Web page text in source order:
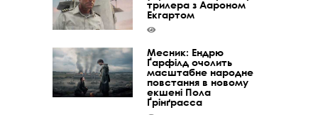
трилера з Аароном
Екгартом
Месник: Ендрю
Ґарфілд очолить
масштабне народне
повстання в новому
екшені Пола
Ґрінґрасса